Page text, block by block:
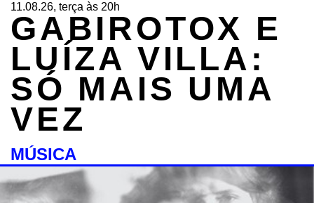
11.08.26, terça às 20h
GABIROTOX E
LUÍZA VILLA:
SÓ MAIS UMA
VEZ
MÚSICA